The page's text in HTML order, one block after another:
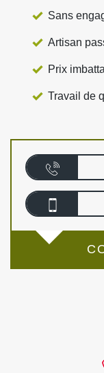
Sans
Artisan
Prix
Travail de